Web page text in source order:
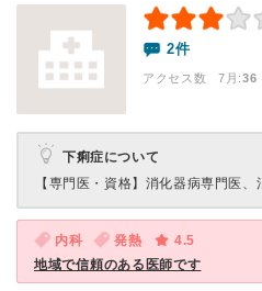
2件
アクセス数 7月:36
下痢症について
【専門医・資格】 消化器病専門医、
内科 発熱
4.5
地域で信頼のある医師です